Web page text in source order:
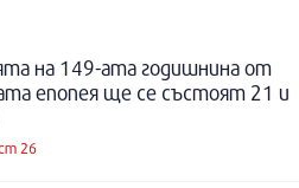
на 149-ата годишнина от
епопея ще се състоят 21 и
26